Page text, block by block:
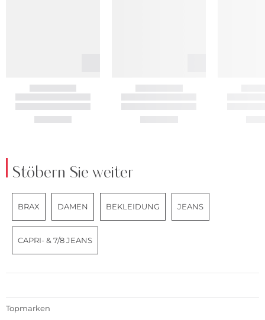
Stöbern Sie weiter
BRAX DAMEN BEKLEIDUNG JEANS
CAPRI- & 7/8 JEANS
Topmarken